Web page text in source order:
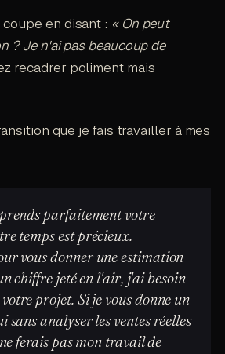
en disant : « On peut
? Je n'ai pas beaucoup de
recadrer poliment mais
que je fais travailler à mes
parfaitement votre
temps est précieux.
vous donner une estimation
chiffre jeté en l'air, j'ai besoin
projet. Si je vous donne un
analyser les ventes réelles
ferais pas mon travail de